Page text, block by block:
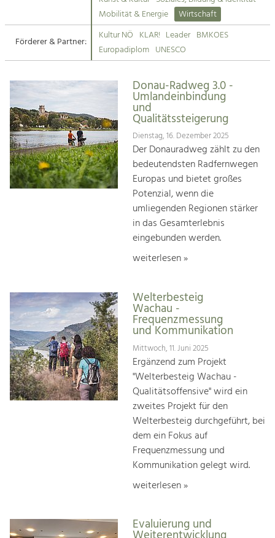
Suche
Impressum
Kontakt
Tourismus
Angebotsentwicklung und
Kunst & Kultur
Handwerk, Wissenschaft und Forschung.
Soziales, Bildung &
Identität
Gleichberechtigung, Jugend und
Integration
Mobilität & Energie
Klimawandel, öffentlicher Verkehr und
Steigerung regionaler Wertschöpfung
Mobilität & Energie
Wirtschaft
Förderer & Partner:
Kultur NÖ KLAR! Leader BMKOES
Europadiplom UNESCO
Donau-Radweg 3.0 -
Umlandeinbindung
und
Qualitätssteigerung
Dienstag, 16. Dezember 2025
Der Donauradweg zählt zu den
bedeutendsten Radfernwegen
Europas und bietet großes
Potenzial, wenn die
umliegenden Regionen stärker
in das Gesamterlebnis
eingebunden werden.
weiterlesen »
Welterbesteig
Wachau -
Frequenzmessung
und Kommunikation
Mittwoch, 11. Juni 2025
Ergänzend zum Projekt
"Welterbesteig Wachau -
Qualitätsoffensive" wird ein
zweites Projekt für den
Welterbesteig durchgeführt, bei
dem ein Fokus auf
Frequenzmessung und
Kommunikation gelegt wird.
weiterlesen »
Evaluierung und